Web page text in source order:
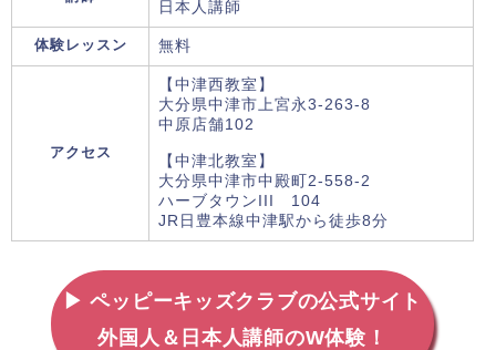
日本人講師
体験レッスン 無料
アクセス
【中津西教室】
大分県中津市上宮永3-263-8
中原店舗102
【中津北教室】
大分県中津市中殿町2-558-2
ハーブタウンIII 104
JR日豊本線中津駅から徒歩8分
▶ ペッピーキッズクラブの公式サイト
外国人＆日本人講師のW体験！